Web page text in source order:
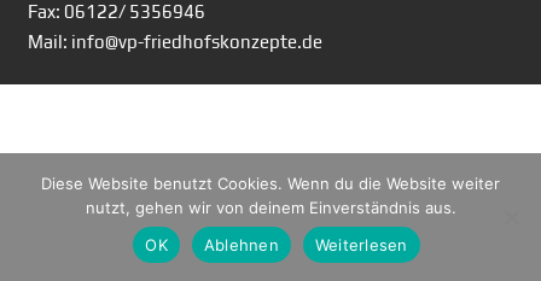
Fax: 06122/ 5356946
Mail: info@vp-friedhofskonzepte.de
Diese Website benutzt Cookies. Wenn du die Website weiter
nutzt, gehen wir von deinem Einverständnis aus.
OK
Ablehnen Weiterlesen